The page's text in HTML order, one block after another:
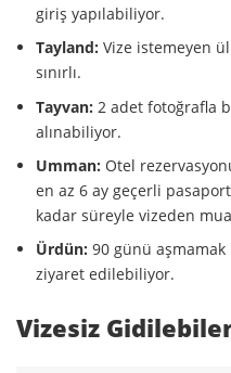
giriş yapılabiliyor.
Tayland: Vize istemeyen
sınırlı.
Tayvan: 2 adet fotoğrafla
alınabiliyor.
Umman: Otel
en az 6 ay geçerli
kadar süreyle vizeden
Ürdün: 90 günü aşmamak
ziyaret edilebiliyor.
Vizesiz